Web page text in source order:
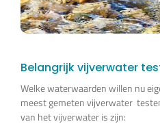
Belangrijk vijverwater
Welke waterwaarden willen nu
meest gemeten vijverwater
van het vijverwater is zijn: